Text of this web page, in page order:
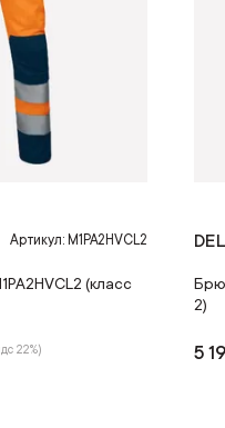
Артикул: M1PA2HVCL2
(класс
22%)
2)
5